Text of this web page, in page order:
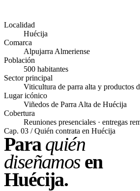
Localidad
Huécija
Comarca
Alpujarra Almeriense
Población
500 habitantes
Sector principal
Viticultura de parra alta y productos
Lugar icónico
Viñedos de Parra Alta de Huécija
Cobertura
Reuniones presenciales · entregas
Cap. 03 / Quién contrata en Huécija
Paraquién
diseñamosen
Huécija.